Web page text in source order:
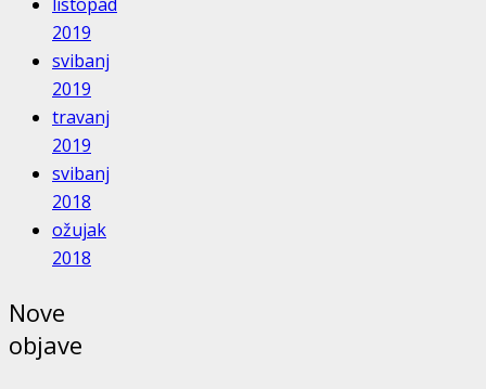
2019
svibanj
2019
travanj
2019
svibanj
2018
ožujak
2018
Nove
objave